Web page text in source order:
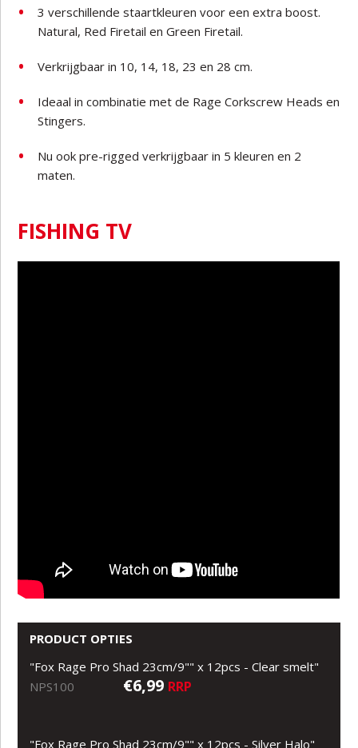
3 verschillende staartkleuren voor een extra boost.
Natural, Red Firetail en Green Firetail.
Verkrijgbaar in 10, 14, 18, 23 en 28 cm.
Ideaal in combinatie met de Rage Corkscrew Heads en
Stingers.
Nu ook pre-rigged verkrijgbaar in 5 kleuren en 2
maten.
FISHING TV
PRODUCT OPTIES
"Fox Rage Pro Shad 23cm/9"" x 12pcs - Clear smelt"
NPS100
€6,99 RRP
"Fox Rage Pro Shad 23cm/9"" x 12pcs - Silver Halo"